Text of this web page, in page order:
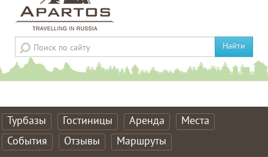
Найти
Турбазы Гостиницы Аренда
Места
События
Отзывы Маршруты